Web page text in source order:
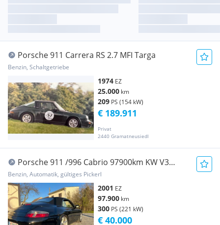
Porsche 911 Carrera RS 2.7 MFI Targa
Benzin, Schaltgetriebe
1974 EZ
25.000 km
209 PS (154 kW)
Privat
2440 Gramatneusiedl
€ 189.911
Porsche 911 /996 Cabrio 97900km KW V3
Klappenauspuff
Benzin, Automatik, gültiges Pickerl
2001 EZ
97.900 km
300 PS (221 kW)
€ 40.000